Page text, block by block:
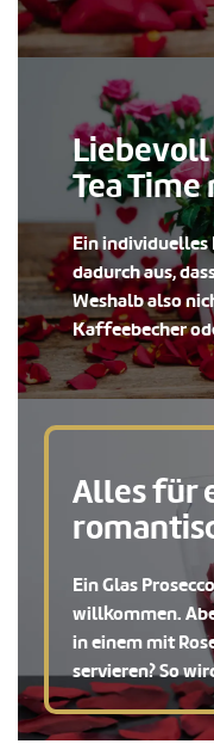
Liebevoll
Tea
Ein individuelles
dadurch aus,
Weshalb also
Kaffeebecher
Alles für
Ein Glas
willkommen.
in einem mit
servieren? So